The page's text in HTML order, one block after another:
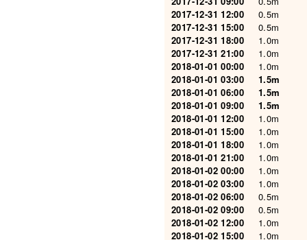
2017-12-31 12:00
2017-12-31 15:00
2017-12-31 18:00
2017-12-31 21:00
2018-01-01 00:00
2018-01-01 03:00
2018-01-01 06:00
2018-01-01 09:00
2018-01-01 12:00
2018-01-01 15:00
2018-01-01 18:00
2018-01-01 21:00
2018-01-02 00:00
2018-01-02 03:00
2018-01-02 06:00
2018-01-02 09:00
2018-01-02 12:00
2018-01-02 15:00
0.5m
0.5m
1.0m
1.0m
1.0m
1.5m
1.5m
1.5m
1.0m
1.0m
1.0m
1.0m
1.0m
1.0m
0.5m
0.5m
1.0m
1.0m